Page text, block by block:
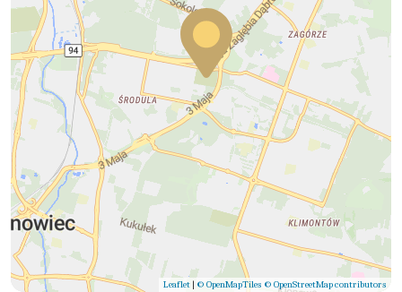
Leaflet | © OpenMapTiles © OpenStreetMap contributors